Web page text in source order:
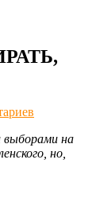
выборами на
но,